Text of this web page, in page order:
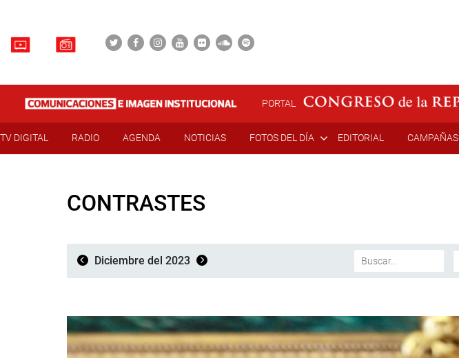
PORTAL
TV DIGITAL RADIO AGENDA NOTICIAS FOTOS DEL DÍA EDITORIAL CAMPAÑAS
CONTRASTES
Diciembre del 2023